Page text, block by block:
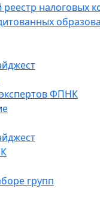
налоговых
ФПНК
групп